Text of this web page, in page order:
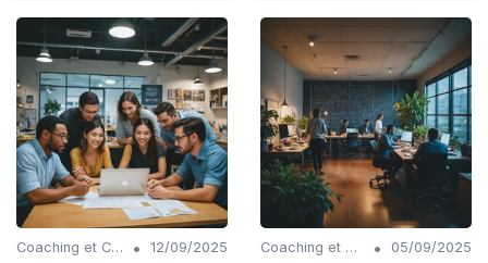
Coaching et Conseil en Stratégie Numérique • 12/09/2025 Coaching et Conseil en Stratégie Numérique • 05/09/2025